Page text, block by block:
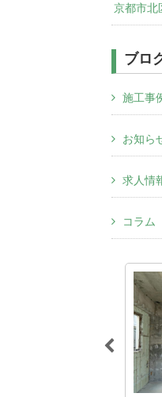
京都市北
ブロ
施工事
お知ら
求人情
コラム